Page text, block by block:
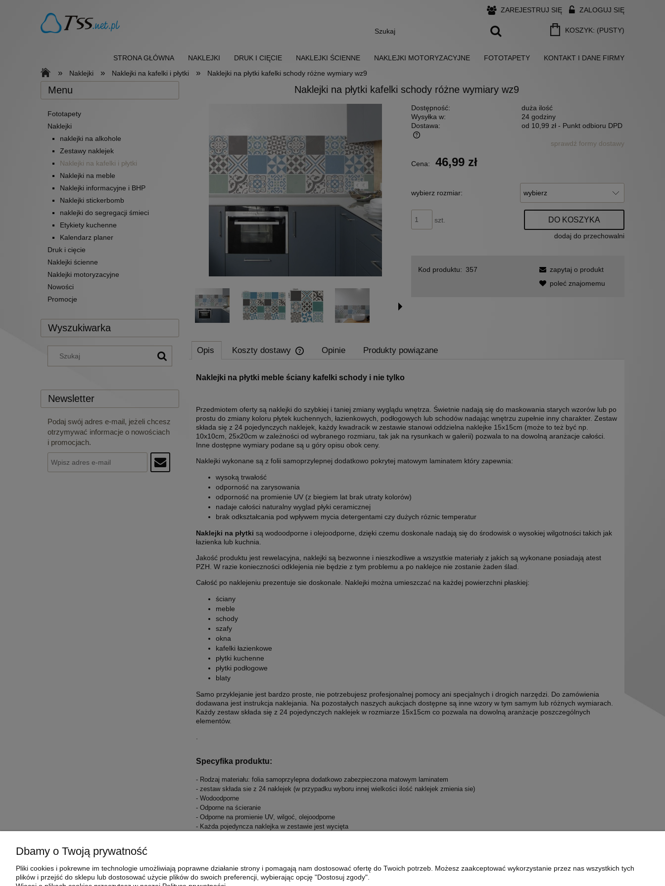
ZAREJESTRUJ SIĘ ZALOGUJ SIĘ
KOSZYK: (PUSTY)
STRONA GŁÓWNA NAKLEJKI DRUK I CIĘCIE NAKLEJKI ŚCIENNE NAKLEJKI MOTORYZACYJNE FOTOTAPETY KONTAKT I DANE FIRMY
» Naklejki » Naklejki na kafelki i płytki » Naklejki na płytki kafelki schody różne wymiary wz9
Menu
Fototapety
Naklejki
naklejki na alkohole
Zestawy naklejek
Naklejki na kafelki i płytki
Naklejki na meble
Naklejki informacyjne i BHP
Naklejki stickerbomb
naklejki do segregacji śmieci
Etykiety kuchenne
Kalendarz planer
Druk i cięcie
Naklejki ścienne
Naklejki motoryzacyjne
Nowości
Promocje
Wyszukiwarka
Newsletter
Podaj swój adres e-mail, jeżeli chcesz
otrzymywać informacje o nowościach
i promocjach.
Naklejki na płytki kafelki schody różne wymiary wz9
Dostępność:
duża ilość
Wysyłka w:
24 godziny
Dostawa:
od 10,99 zł - Punkt odbioru DPD
Cena nie zawiera ewentualnych kosztów
płatności
sprawdź formy dostawy
Cena: 46,99 zł
wybierz rozmiar:
szt. DO KOSZYKA
dodaj do przechowalni
Kod produktu: 357
zapytaj o produkt
poleć znajomemu
Opis Koszty dostawy
Cena nie zawiera ewentualnych kosztów
Opinie Produkty powiązane
Naklejki na płytki meble ściany kafelki schody i nie tylko
Przedmiotem oferty są naklejki do szybkiej i taniej zmiany wyglądu wnętrza. Świetnie nadają się do maskowania starych wzorów lub po
prostu do zmiany koloru płytek kuchennych, łazienkowych, podłogowych lub schodów nadając wnętrzu zupełnie inny charakter. Zestaw
składa się z 24 pojedynczych naklejek, każdy kwadracik w zestawie stanowi oddzielna naklejke 15x15cm (może to też być np.
10x10cm, 25x20cm w zależności od wybranego rozmiaru, tak jak na rysunkach w galerii) pozwala to na dowolną aranżacje całości.
Inne dostępne wymiary podane są u góry opisu obok ceny.
Naklejki wykonane są z folii samoprzylepnej dodatkowo pokrytej matowym laminatem który zapewnia:
wysoką trwałość
odporność na zarysowania
odporność na promienie UV (z biegiem lat brak utraty kolorów)
nadaje całości naturalny wyglad płyki ceramicznej
brak odkształcania pod wpływem mycia detergentami czy dużych róznic temperatur
Naklejki na płytki są wodoodporne i olejoodporne, dzięki czemu doskonale nadają się do środowisk o wysokiej wilgotności takich jak
łazienka lub kuchnia.
Jakość produktu jest rewelacyjna, naklejki są bezwonne i nieszkodliwe a wszystkie materiały z jakich są wykonane posiadają atest
PZH. W razie konieczności odklejenia nie będzie z tym problemu a po naklejce nie zostanie żaden ślad.
Całość po naklejeniu prezentuje sie doskonale. Naklejki można umieszczać na każdej powierzchni płaskiej:
ściany
meble
schody
szafy
okna
kafelki łazienkowe
płytki kuchenne
płytki podłogowe
blaty
Samo przyklejanie jest bardzo proste, nie potrzebujesz profesjonalnej pomocy ani specjalnych i drogich narzędzi. Do zamówienia
dodawana jest instrukcja naklejania. Na pozostałych naszych aukcjach dostępne są inne wzory w tym samym lub różnych wymiarach.
Każdy zestaw składa się z 24 pojedynczych naklejek w rozmiarze 15x15cm co pozwala na dowolną aranżacje poszczególnych
elementów.
Specyfika produktu:
- Rodzaj materiału: folia samoprzylepna dodatkowo zabezpieczona matowym laminatem
- zestaw składa sie z 24 naklejek (w przypadku wyboru innej wielkości ilość naklejek zmienia sie)
- Wodoodporne
- Odporne na ścieranie
- Odporne na promienie UV, wilgoć, olejoodporne
- Każda pojedyncza naklejka w zestawie jest wycięta
Dbamy o Twoją prywatność
Pliki cookies i pokrewne im technologie umożliwiają poprawne działanie strony i pomagają nam dostosować ofertę do Twoich potrzeb. Możesz zaakceptować wykorzystanie przez nas wszystkich tych
plików i przejść do sklepu lub dostosować użycie plików do swoich preferencji, wybierając opcję "Dostosuj zgody".